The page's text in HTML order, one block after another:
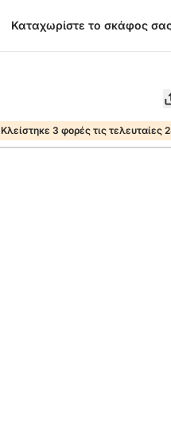
Καταχωρίστε το σκάφος
Κλείστηκε 3 φορές τις τελευταίες